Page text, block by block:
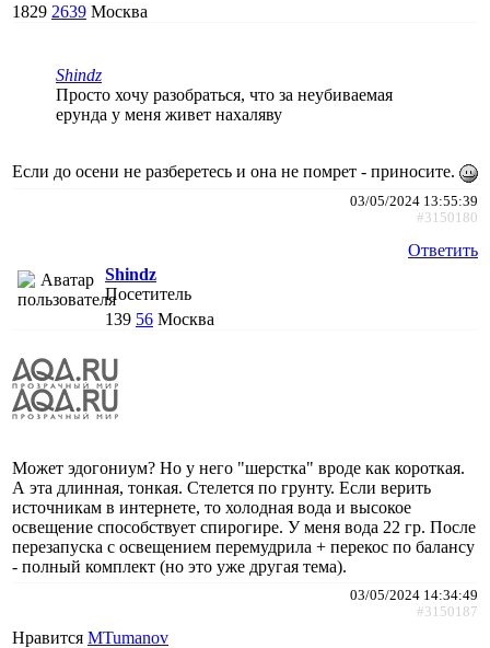
1829 2639 Москва
Shindz
Просто хочу разобраться, что за неубиваемая
ерунда у меня живет нахаляву
Если до осени не разберетесь и она не помрет - приносите.
03/05/2024 13:55:39
#3150180
Ответить
Shindz
Посетитель
139 56 Москва
Может эдогониум? Но у него "шерстка" вроде как короткая.
А эта длинная, тонкая. Стелется по грунту. Если верить
источникам в интернете, то холодная вода и высокое
освещение способствует спирогире. У меня вода 22 гр. После
перезапуска с освещением перемудрила + перекос по балансу
- полный комплект (но это уже другая тема).
03/05/2024 14:34:49
#3150187
Нравится MTumanov